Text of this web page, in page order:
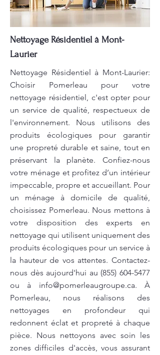
Nettoyage Résidentiel à Mont-
Laurier
Nettoyage Résidentiel à Mont-Laurier:
Choisir Pomerleau pour votre
nettoyage résidentiel, c'est opter pour
un service de qualité, respectueux de
l'environnement. Nous utilisons des
produits écologiques pour garantir
une propreté durable et saine, tout en
préservant la planète. Confiez-nous
votre ménage et profitez d’un intérieur
impeccable, propre et accueillant. Pour
un ménage à domicile de qualité,
choisissez Pomerleau. Nous mettons à
votre disposition des experts en
nettoyage qui utilisent uniquement des
produits écologiques pour un service à
la hauteur de vos attentes. Contactez-
nous dès aujourd'hui au (855) 604-5477
ou à info@pomerleaugroupe.ca. À
Pomerleau, nous réalisons des
nettoyages en profondeur qui
redonnent éclat et propreté à chaque
pièce. Nous nettoyons avec soin les
zones difficiles d'accès, vous assurant